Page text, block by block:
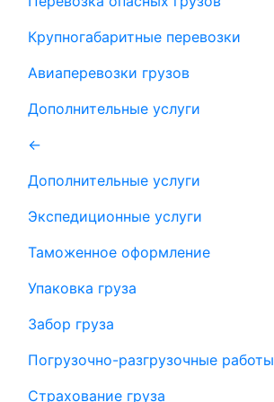
Крупногабаритные перевозки
Авиаперевозки грузов
Дополнительные услуги
←
Дополнительные услуги
Экспедиционные услуги
Таможенное оформление
Упаковка груза
Забор груза
Погрузочно-разгрузочные работы
Страхование груза